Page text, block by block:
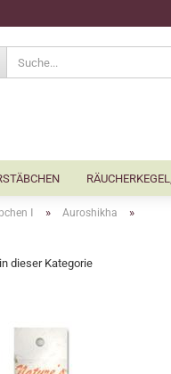
Ⅰ » Auroshikha »
dieser Kategorie